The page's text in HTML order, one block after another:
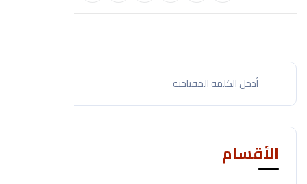
الأقسام